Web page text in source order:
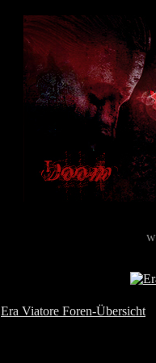
Era Viatore Foren-Übersicht